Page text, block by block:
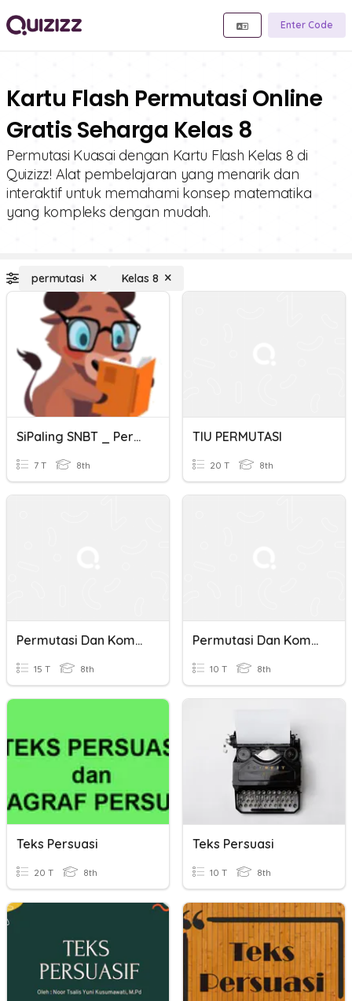
Enter Code
Kartu Flash Permutasi Online
Gratis Seharga Kelas 8
Permutasi Kuasai dengan Kartu Flash Kelas 8 di
Quizizz! Alat pembelajaran yang menarik dan
interaktif untuk memahami konsep matematika
yang kompleks dengan mudah.
permutasi Kelas 8
SiPaling SNBT _ Permutasi #1
7 T 8th
TIU PERMUTASI
20 T 8th
Permutasi Dan Kombinasi
15 T 8th
Permutasi Dan Kombinasi
10 T 8th
Teks Persuasi
20 T 8th
Teks Persuasi
10 T 8th